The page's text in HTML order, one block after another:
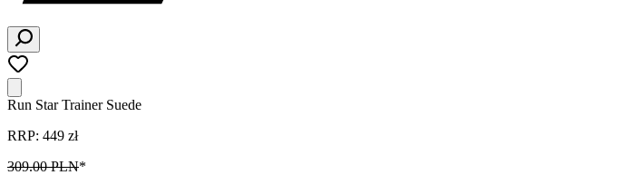
Run Star Trainer Suede
RRP: 449 zł
309.00 PLN*